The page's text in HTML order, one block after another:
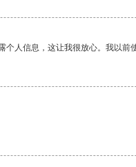
人信息，这让我很放心。我以